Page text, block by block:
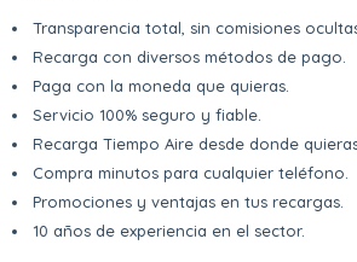
Transparencia total, sin comisiones
Recarga con diversos métodos de pago.
Paga con la moneda que quieras.
Servicio 100% seguro y fiable.
Recarga Tiempo Aire desde donde
Compra minutos para cualquier teléfono.
Promociones y ventajas en tus recargas.
10 años de experiencia en el sector.